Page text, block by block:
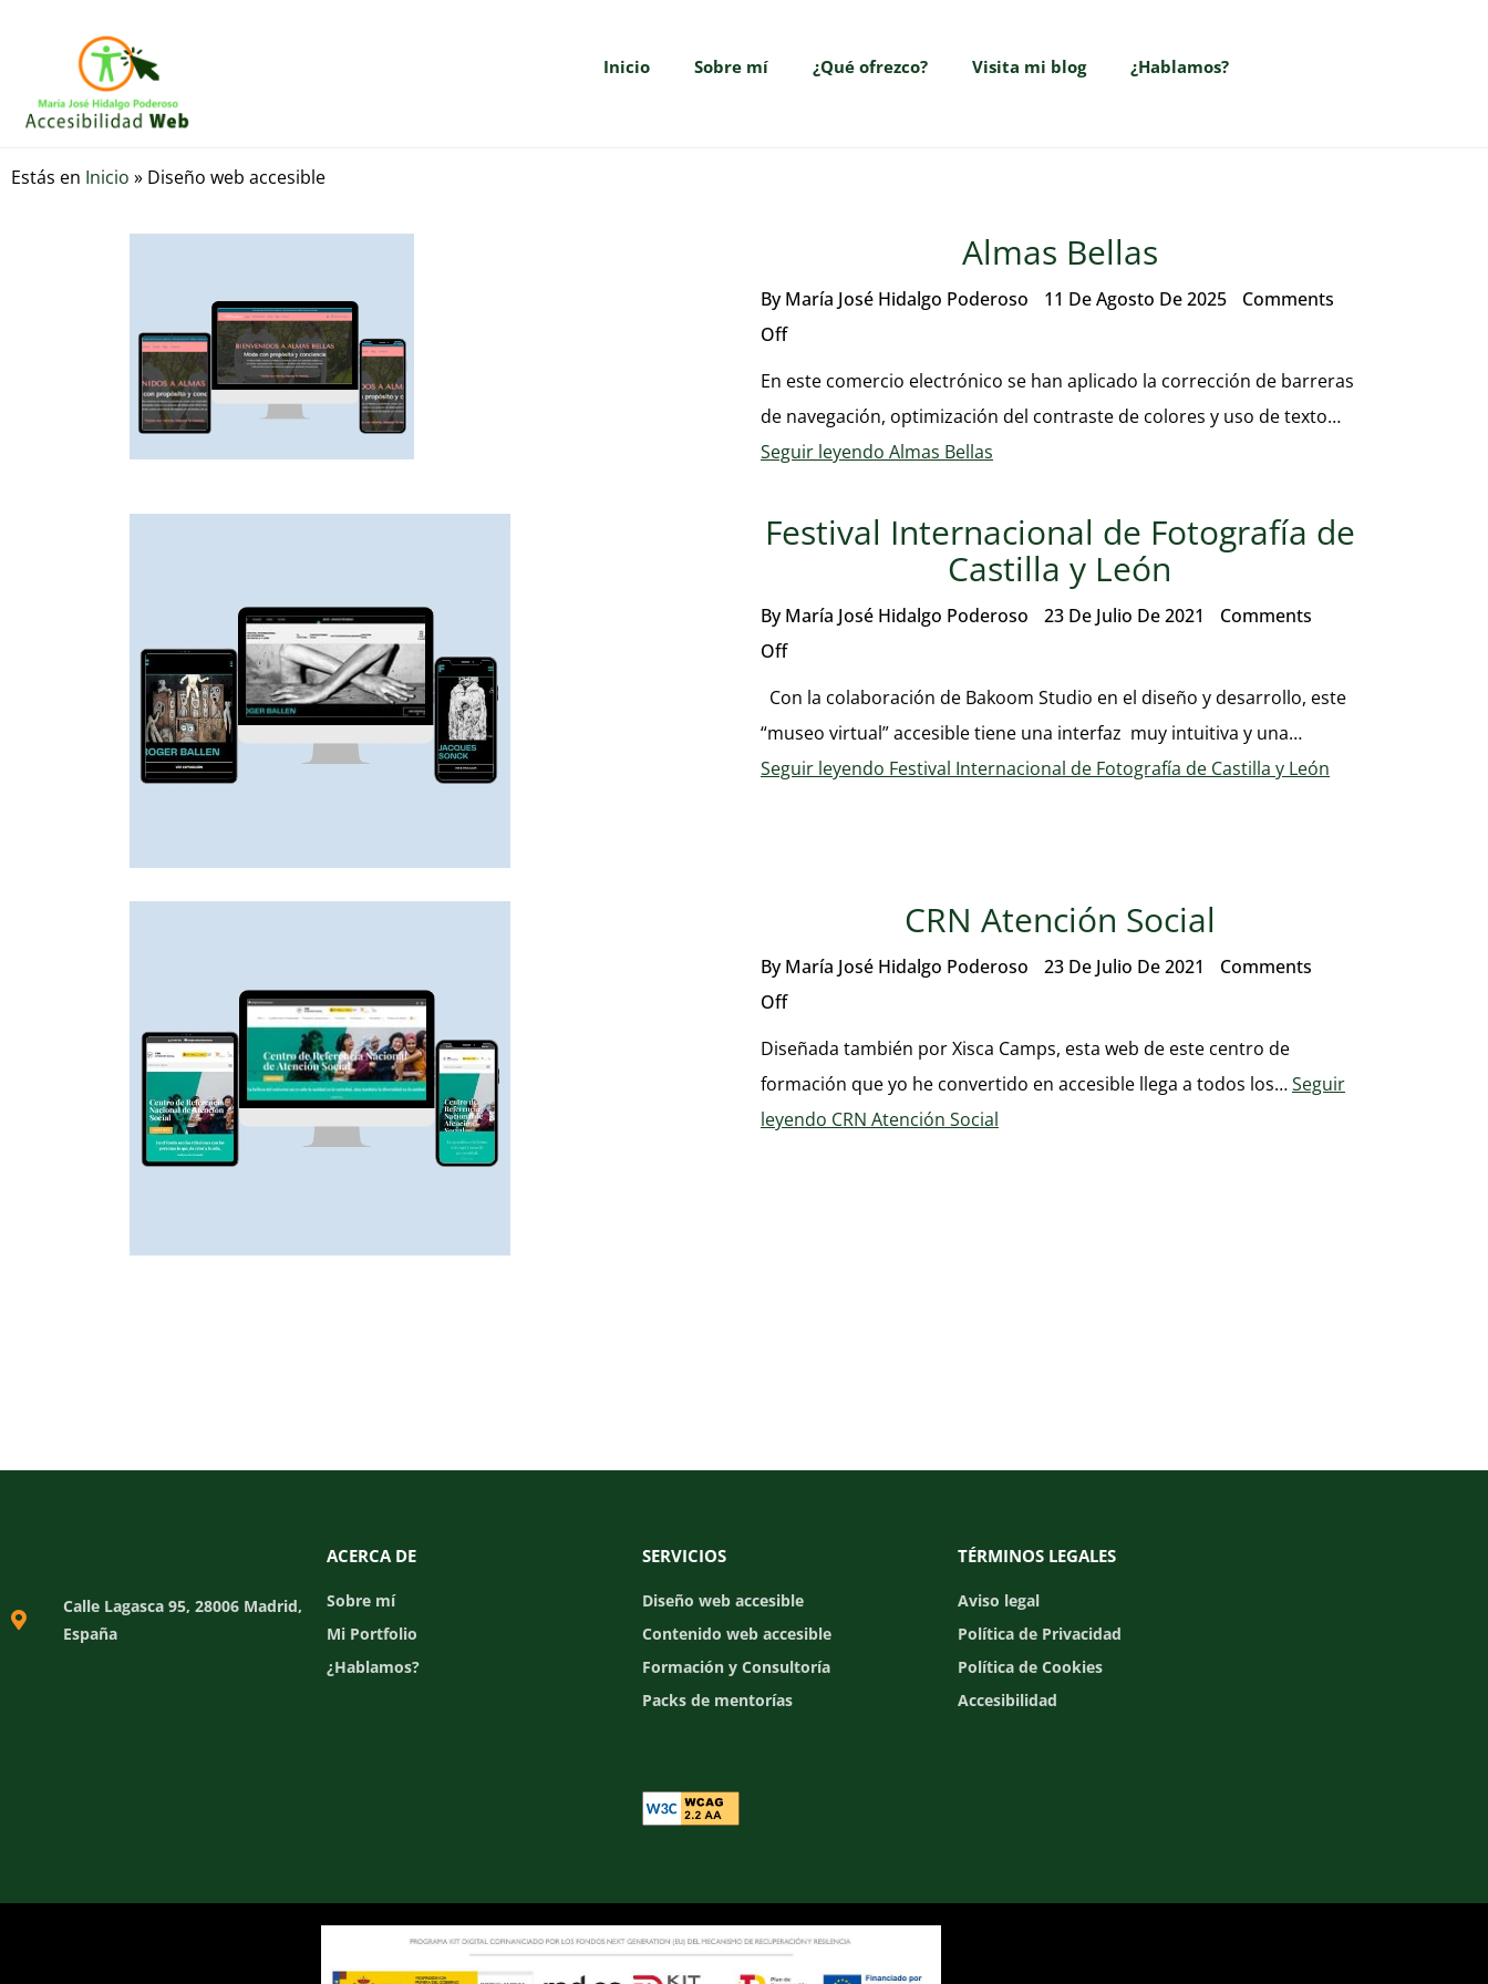
Inicio Sobre mí ¿Qué ofrezco? Visita mi blog ¿Hablamos?
Estás en Inicio » Diseño web accesible
Almas Bellas
ByMaría José Hidalgo Poderoso 11 De Agosto De 2025
Comments
Off
En este comercio electrónico se han aplicado la corrección de barreras
de navegación, optimización del contraste de colores y uso de texto…
Seguir leyendo Almas Bellas
Festival Internacional de Fotografía de
Castilla y León
ByMaría José Hidalgo Poderoso 23 De Julio De 2021
Comments
Off
Con la colaboración de Bakoom Studio en el diseño y desarrollo, este
“museo virtual” accesible tiene una interfaz muy intuitiva y una…
Seguir leyendo Festival Internacional de Fotografía de Castilla y León
CRN Atención Social
ByMaría José Hidalgo Poderoso 23 De Julio De 2021
Comments
Off
Diseñada también por Xisca Camps, esta web de este centro de
formación que yo he convertido en accesible llega a todos los…Seguir
leyendo CRN Atención Social
Calle Lagasca 95, 28006 Madrid,
España
ACERCA DE
Sobre mí
Mi Portfolio
¿Hablamos?
SERVICIOS
Diseño web accesible
Contenido web accesible
Formación y Consultoría
Packs de mentorías
TÉRMINOS LEGALES
Aviso legal
Política de Privacidad
Política de Cookies
Accesibilidad